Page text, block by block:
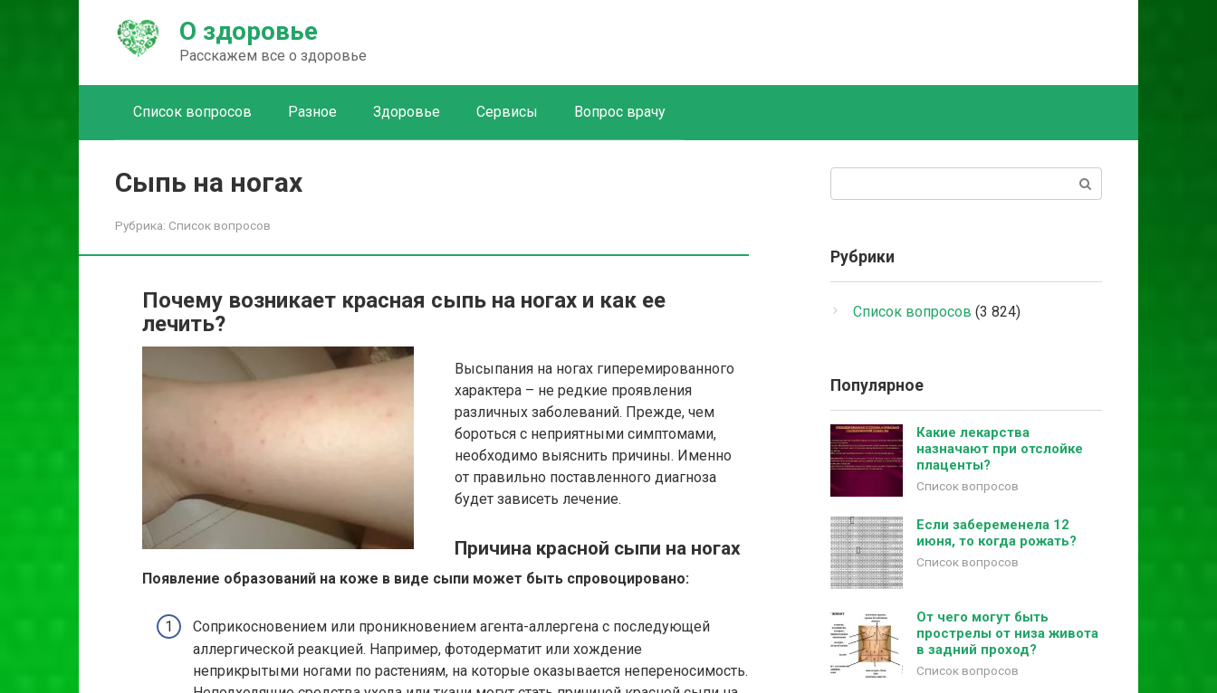
О здоровье
Расскажем все о здоровье
Список вопросов Разное Здоровье Сервисы Вопрос врачу
Сыпь на ногах
Рубрика: Список вопросов
Почему возникает красная сыпь на ногах и как ее
лечить?
Высыпания на ногах гиперемированного
характера – не редкие проявления
различных заболеваний. Прежде, чем
бороться с неприятными симптомами,
необходимо выяснить причины. Именно
от правильно поставленного диагноза
будет зависеть лечение.
Причина красной сыпи на ногах
Появление образований на коже в виде сыпи может быть спровоцировано:
Соприкосновением или проникновением агента-аллергена с последующей
аллергической реакцией. Например, фотодерматит или хождение
неприкрытыми ногами по растениям, на которые оказывается непереносимость.
Рубрики
Список вопросов (3 824)
Популярное
Какие лекарства
назначают при отслойке
плаценты?
Список вопросов
Если забеременела 12
июня, то когда рожать?
Список вопросов
От чего могут быть
прострелы от низа живота
в задний проход?
Список вопросов